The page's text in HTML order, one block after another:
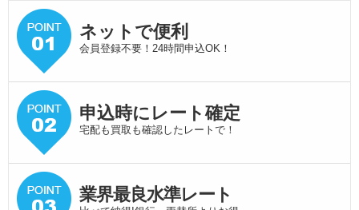
ネットで便利
会員登録不要！24時間申込OK！
申込時にレート確定
宅配も買取も確認したレートで！
業界最良水準レート